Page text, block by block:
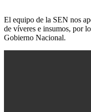
El equipo de la SEN nos
de víveres e insumos, por
Gobierno Nacional.